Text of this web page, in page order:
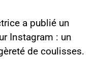
a publié un
Instagram : un
de coulisses.